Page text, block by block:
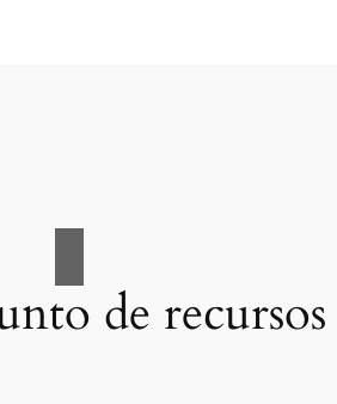
de recursos